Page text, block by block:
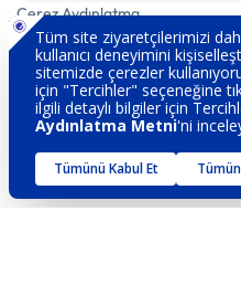
Çerez Aydınlatma
Bilgi Toplumu Hizmetleri
Kişisel Verilerin Korunması
İletişim
Sözleşme ve Formlar